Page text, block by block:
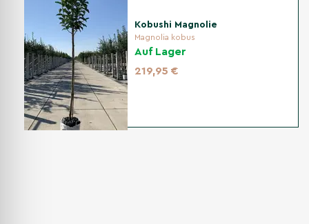
Kobushi Magnolie
Magnolia kobus
Auf Lager
219,95 €